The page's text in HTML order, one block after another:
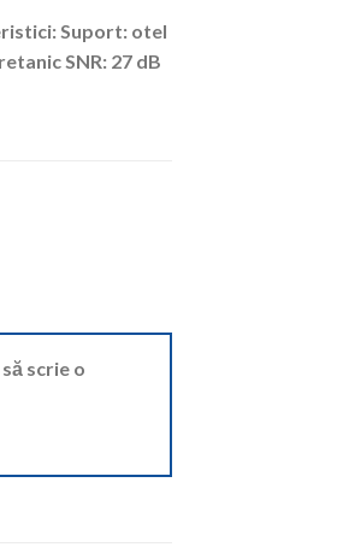
Suport: otel
SNR: 27 dB
scrie o